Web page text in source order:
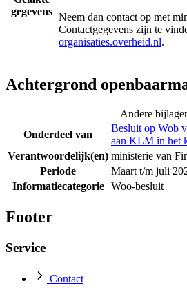
gegevens Neem dan contact op met
Contactgegevens zijn te
organisaties.overheid.nl.
Achtergrond
Andere
Onderdeel van
Besluit op Wob
aan KLM in het
Verantwoordelijk(en) ministerie van
Periode
Maart t/m juli
Informatiecategorie
Woo-besluit
Footer
Service
Contact